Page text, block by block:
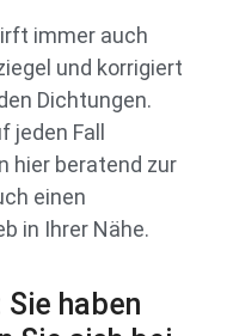
immer auch
und korrigiert
Dichtungen.
Fall
hier beratend zur
einen
in Ihrer Nähe.
Sie haben